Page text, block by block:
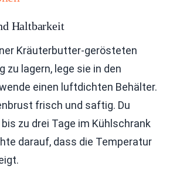
Haltbarkeit
Kräuterbutter-gerösteten
zu lagern, lege sie in den
einen luftdichten Behälter.
frisch und saftig. Du
zu drei Tage im Kühlschrank
darauf, dass die Temperatur